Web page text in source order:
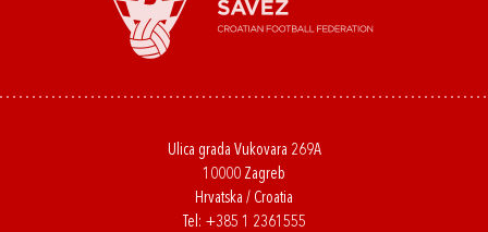
Ulica grada Vukovara 269A
10000 Zagreb
Hrvatska / Croatia
Tel: +385 1 2361555